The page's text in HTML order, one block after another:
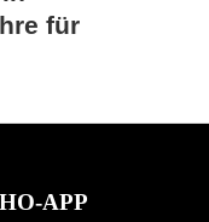
für
APP